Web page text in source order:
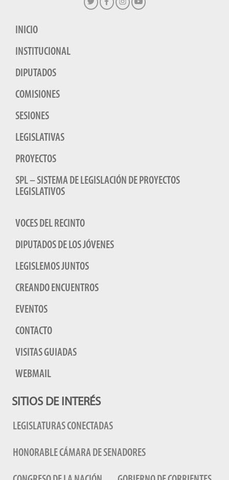
INICIO
INSTITUCIONAL
DIPUTADOS
COMISIONES
SESIONES
LEGISLATIVAS
PROYECTOS
SPL – SISTEMA DE LEGISLACIÓN DE PROYECTOS
LEGISLATIVOS
VOCES DEL RECINTO
DIPUTADOS DE LOS JÓVENES
LEGISLEMOS JUNTOS
CREANDO ENCUENTROS
EVENTOS
CONTACTO
VISITAS GUIADAS
WEBMAIL
SITIOS DE INTERÉS
LEGISLATURAS CONECTADAS
HONORABLE CÁMARA DE SENADORES